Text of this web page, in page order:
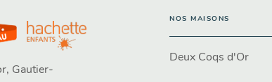
Gautier-
NOS MAISONS
Deux Coqs d'Or